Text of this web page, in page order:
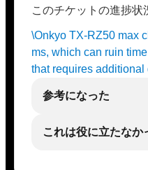
このチケットの進捗状
\Onkyo TX-RZ50 max
ms, which can ruin
that requires additional
参考になった
これは役に立たなか